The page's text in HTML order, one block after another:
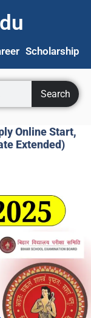
Scholarship
Search
Online Start,
Extended)